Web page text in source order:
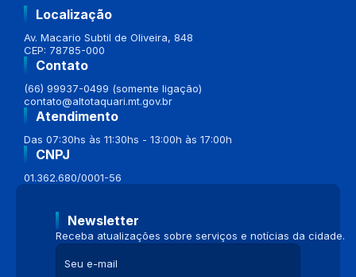
Localização
Av. Macario Subtil de Oliveira, 848
CEP: 78785-000
Contato
(66) 99937-0499 (somente ligação)
contato@altotaquari.mt.gov.br
Atendimento
Das 07:30hs às 11:30hs - 13:00h às 17:00h
CNPJ
01.362.680/0001-56
Newsletter
Receba atualizações sobre serviços e notícias da cidade.